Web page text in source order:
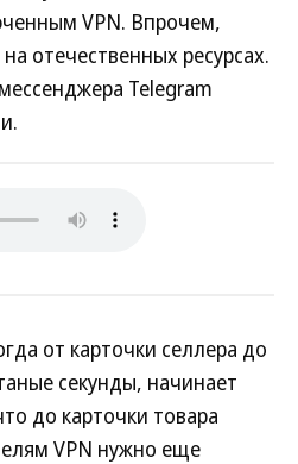
VPN. Впрочем,
отечественных ресурсах.
Telegram
от карточки селлера до
секунды, начинает
до карточки товара
VPN нужно еще